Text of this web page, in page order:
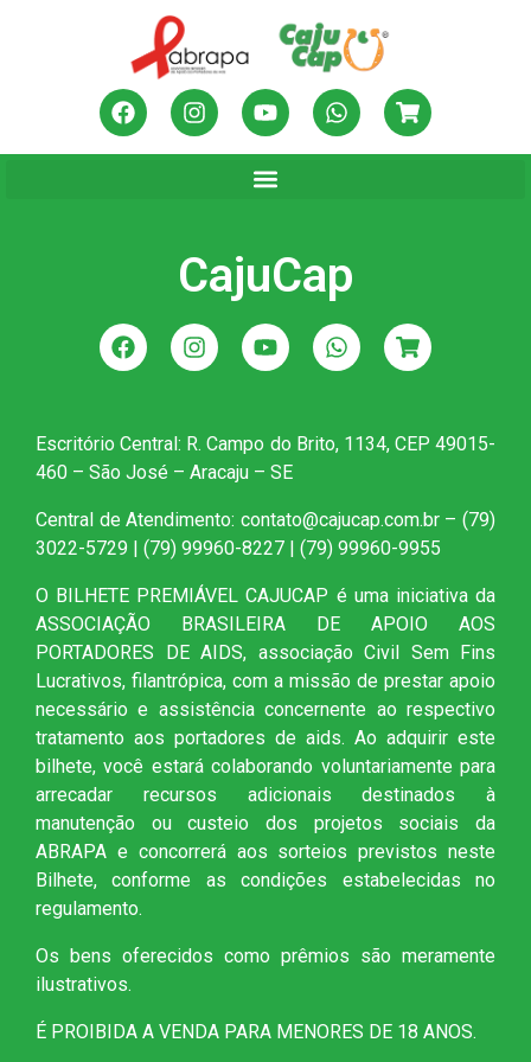
CajuCap
Escritório Central: R. Campo do Brito, 1134, CEP 49015-
460 – São José – Aracaju – SE
Central de Atendimento: contato@cajucap.com.br – (79)
3022-5729 | (79) 99960-8227 | (79) 99960-9955
O BILHETE PREMIÁVEL CAJUCAP é uma iniciativa da
ASSOCIAÇÃO BRASILEIRA DE APOIO AOS
PORTADORES DE AIDS, associação Civil Sem Fins
Lucrativos, filantrópica, com a missão de prestar apoio
necessário e assistência concernente ao respectivo
tratamento aos portadores de aids. Ao adquirir este
bilhete, você estará colaborando voluntariamente para
arrecadar recursos adicionais destinados à
manutenção ou custeio dos projetos sociais da
ABRAPA e concorrerá aos sorteios previstos neste
Bilhete, conforme as condições estabelecidas no
regulamento.
Os bens oferecidos como prêmios são meramente
ilustrativos.
É PROIBIDA A VENDA PARA MENORES DE 18 ANOS.